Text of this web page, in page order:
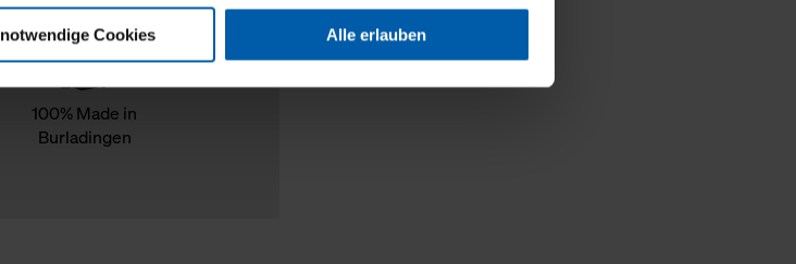
Web-Technologien für Ihr personalisiertes Einkaufserlebnis
Sie die Arten der Cookies selbst festlegen, die Sie erlauben
Cookies Alle erlauben
100% Made in
Burladingen